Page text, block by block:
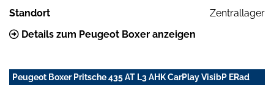
Standort
Zentrallager
Details zum Peugeot Boxer anzeigen
Peugeot Boxer Pritsche 435 AT L3 AHK CarPlay VisibP ERad